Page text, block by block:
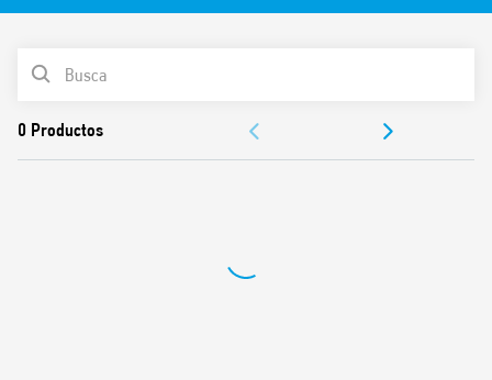
Indicador LED de estado
LISTA DE PRODUCTOS
APROBACIONES